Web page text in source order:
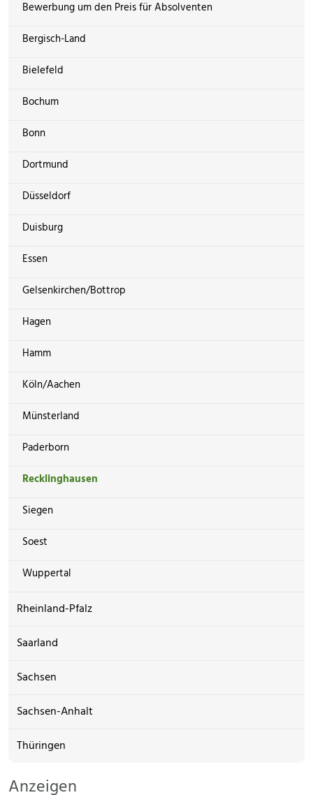
Bewerbung um den Preis für Absolventen
Bergisch-Land
Bielefeld
Bochum
Bonn
Dortmund
Düsseldorf
Duisburg
Essen
Gelsenkirchen/Bottrop
Hagen
Hamm
Köln/Aachen
Münsterland
Paderborn
Recklinghausen
Siegen
Soest
Wuppertal
Rheinland-Pfalz
Saarland
Sachsen
Sachsen-Anhalt
Thüringen
Anzeigen